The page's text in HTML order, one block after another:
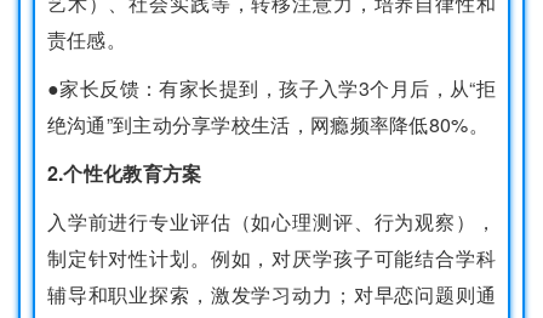
责任感。
●家长反馈：有家长提到，孩子入学3个月后，从“拒
绝沟通”到主动分享学校生活，网瘾频率降低80%。
2.个性化教育方案
入学前进行专业评估（如心理测评、行为观察），
制定针对性计划。例如，对厌学孩子可能结合学科
辅导和职业探索，激发学习动力；对早恋问题则通